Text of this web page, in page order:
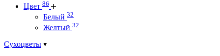
Цвет 86
Белый 32
Желтый 32
Сухоцветы